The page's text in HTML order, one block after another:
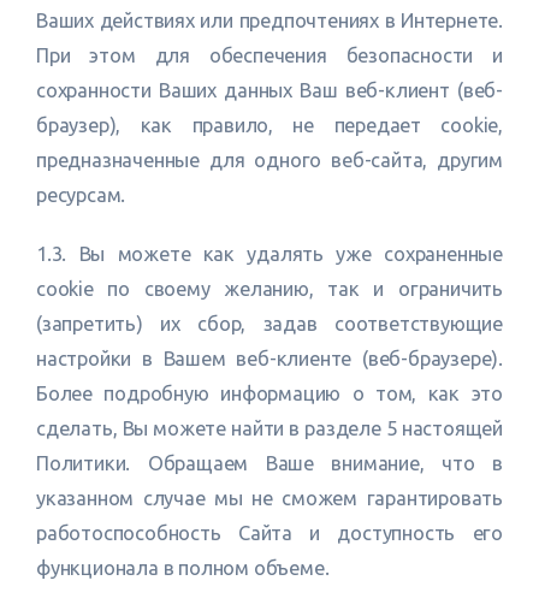
Ваших действиях или предпочтениях в Интернете.
При этом для обеспечения безопасности и
сохранности Ваших данных Ваш веб-клиент (веб-
браузер), как правило, не передает cookie,
предназначенные для одного веб-сайта, другим
ресурсам.
1.3. Вы можете как удалять уже сохраненные
cookie по своему желанию, так и ограничить
(запретить) их сбор, задав соответствующие
настройки в Вашем веб-клиенте (веб-браузере).
Более подробную информацию о том, как это
сделать, Вы можете найти в разделе 5 настоящей
Политики. Обращаем Ваше внимание, что в
указанном случае мы не сможем гарантировать
работоспособность Сайта и доступность его
функционала в полном объеме.